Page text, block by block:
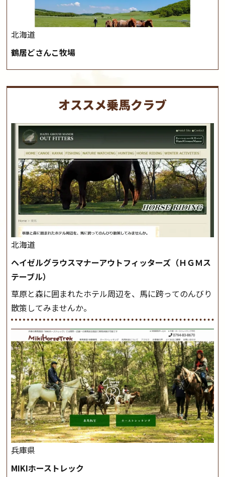
北海道
鶴居どさんこ牧場
オススメ乗馬クラブ
北海道
ヘイゼルグラウスマナーアウトフィッターズ（ＨＧＭス
テーブル）
草原と森に囲まれたホテル周辺を、馬に跨ってのんびり
散策してみませんか。
兵庫県
MIKIホーストレック